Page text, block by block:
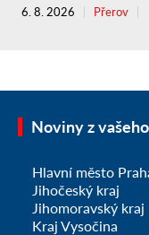
6. 8. 2026 Přerov
Noviny z
Hlavní město
Jihočeský kraj
Jihomoravský kraj
Kraj Vysočina